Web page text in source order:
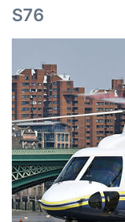
S76